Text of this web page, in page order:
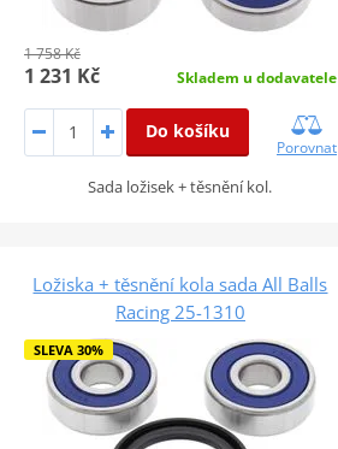
1 758 Kč
1 231 Kč Skladem u dodavatele
Do košíku
Porovnat
Sada ložisek + těsnění kol.
Ložiska + těsnění kola sada All Balls
Racing 25-1310
SLEVA 30%